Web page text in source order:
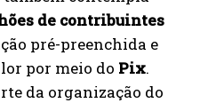
de contribuintes
pré-preenchida e
por meio do Pix.
da organização do